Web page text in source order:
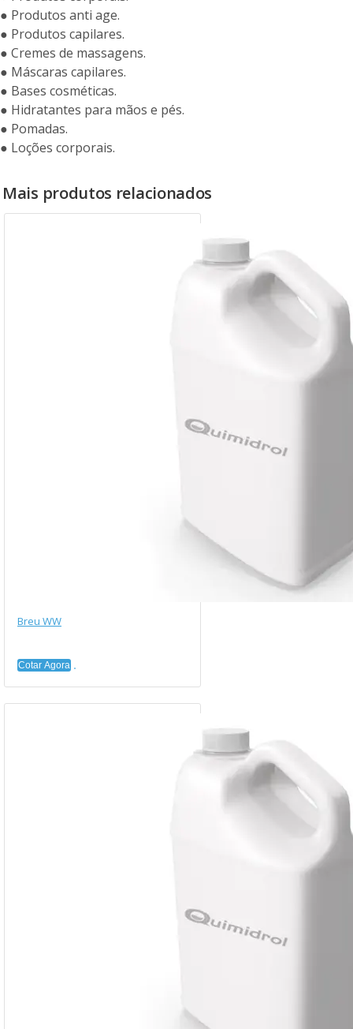
● Produtos anti age.
● Produtos capilares.
● Cremes de massagens.
● Máscaras capilares.
● Bases cosméticas.
● Hidratantes para mãos e pés.
● Pomadas.
● Loções corporais.
Mais produtos relacionados
Breu WW
Cotar Agora